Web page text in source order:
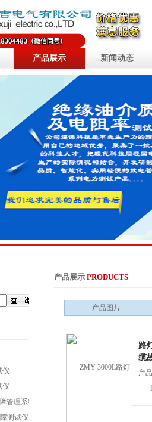
产品展示 新闻动态
仪
仪
管理系统
测试仪
产品展示 PRODUCTS
产品图片
路
缆
产